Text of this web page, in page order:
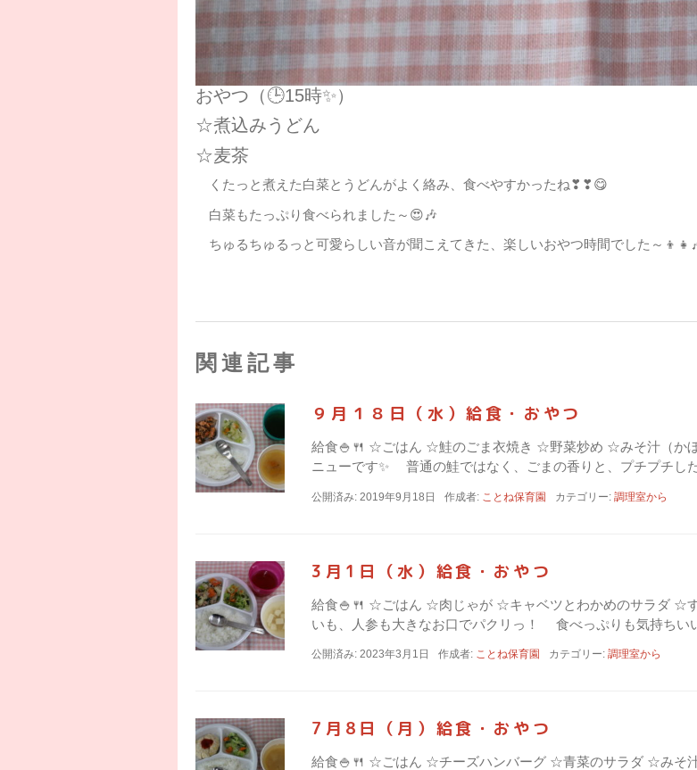
おやつ（🕒15時✨）
☆煮込みうどん
☆麦茶
くたっと煮えた白菜とうどんがよく絡み、食べやすかったね❣❣😋
白菜もたっぷり食べられました～😍🎶
ちゅるちゅるっと可愛らしい音が聞こえてきた、楽しいおやつ時間でした～
関連記事
９月１８日（水）給食・おやつ
給食🍚🍴 ☆ごはん ☆鮭のごま衣焼き ☆野菜炒め ☆みそ汁（か
ニューです✨ 普通の鮭ではなく、ごまの香りと、プチプチし
公開済み: 2019年9月18日 作成者: ことね保育園 カテゴリー:調理室から
3月1日（水）給食・おやつ
給食🍚🍴 ☆ごはん ☆肉じゃが ☆キャベツとわかめのサラダ ☆
いも、人参も大きなお口でパクリっ！ 食べっぷりも気持ちい
公開済み: 2023年3月1日 作成者: ことね保育園 カテゴリー:調理室から
7月8日（月）給食・おやつ
給食🍚🍴 ☆ごはん ☆チーズハンバーグ ☆青菜のサラダ ☆みそ